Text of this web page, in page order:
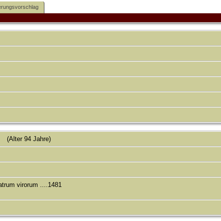
(Alter 94 Jahre)
virorum ....1481